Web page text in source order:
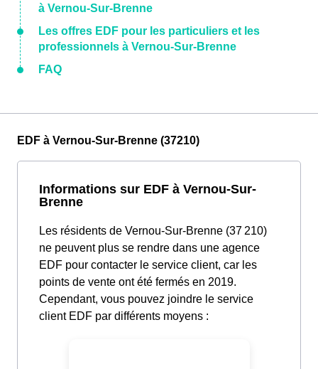
à Vernou-Sur-Brenne
Les offres EDF pour les particuliers et les
professionnels à Vernou-Sur-Brenne
FAQ
EDF à Vernou-Sur-Brenne (37210)
Informations sur EDF à Vernou-Sur-
Brenne
Les résidents de Vernou-Sur-Brenne (37 210)
ne peuvent plus se rendre dans une agence
EDF pour contacter le service client, car les
points de vente ont été fermés en 2019.
Cependant, vous pouvez joindre le service
client EDF par différents moyens :